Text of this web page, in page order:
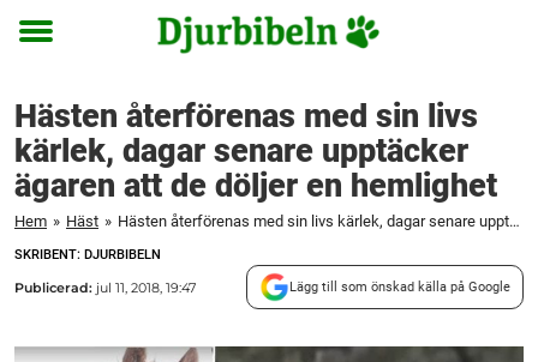
Toggle
Hästen återförenas med sin livs
kärlek, dagar senare upptäcker
ägaren att de döljer en hemlighet
Hem » Häst » Hästen återförenas med sin livs kärlek, dagar senare upptäcker ägaren att de döljer en hemlighet
SKRIBENT: DJURBIBELN
Publicerad: jul 11, 2018, 19:47 Lägg till som önskad källa på Google